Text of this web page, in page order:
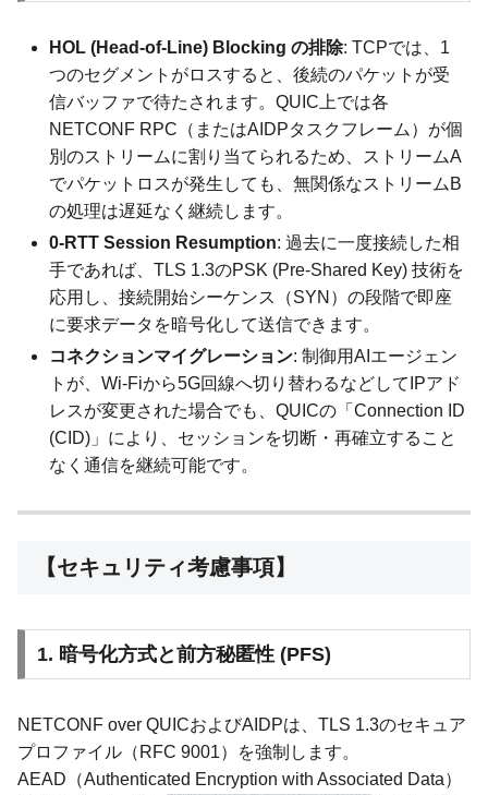
HOL (Head-of-Line) Blocking の排除: TCPでは、1
つのセグメントがロスすると、後続のパケットが受
信バッファで待たされます。QUIC上では各
NETCONF RPC（またはAIDPタスクフレーム）が個
別のストリームに割り当てられるため、ストリームA
でパケットロスが発生しても、無関係なストリームB
の処理は遅延なく継続します。
0-RTT Session Resumption: 過去に一度接続した相
手であれば、TLS 1.3のPSK (Pre-Shared Key) 技術を
応用し、接続開始シーケンス（SYN）の段階で即座
に要求データを暗号化して送信できます。
コネクションマイグレーション: 制御用AIエージェン
トが、Wi-Fiから5G回線へ切り替わるなどしてIPアド
レスが変更された場合でも、QUICの「Connection ID
(CID)」により、セッションを切断・再確立すること
なく通信を継続可能です。
【セキュリティ考慮事項】
1. 暗号化方式と前方秘匿性 (PFS)
NETCONF over QUICおよびAIDPは、TLS 1.3のセキュア
プロファイル（RFC 9001）を強制します。
AEAD（Authenticated Encryption with Associated Data）